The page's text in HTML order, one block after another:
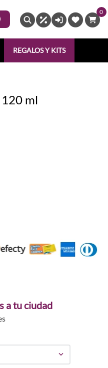
0
REGALOS Y KITS
ml
a tu ciudad